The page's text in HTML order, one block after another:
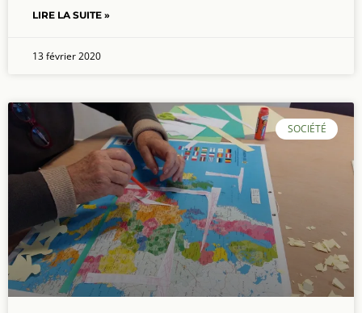
LIRE LA SUITE »
13 février 2020
SOCIÉTÉ